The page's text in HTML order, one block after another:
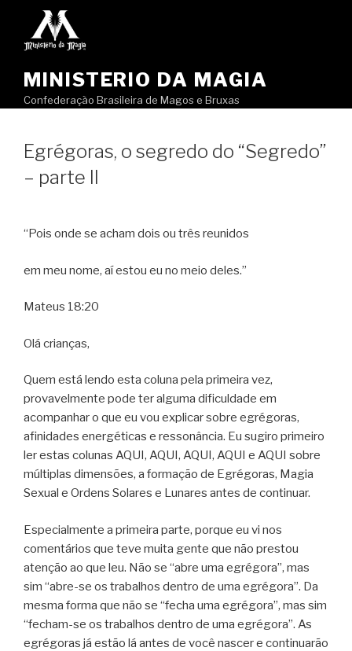
MINISTERIO DA MAGIA
Confederação Brasileira de Magos e Bruxas
Egrégoras, o segredo do “Segredo”
– parte II
“Pois onde se acham dois ou três reunidos
em meu nome, aí estou eu no meio deles.”
Mateus 18:20
Olá crianças,
Quem está lendo esta coluna pela primeira vez,
provavelmente pode ter alguma dificuldade em
acompanhar o que eu vou explicar sobre egrégoras,
afinidades energéticas e ressonância. Eu sugiro primeiro
ler estas colunas AQUI, AQUI, AQUI, AQUI e AQUI sobre
múltiplas dimensões, a formação de Egrégoras, Magia
Sexual e Ordens Solares e Lunares antes de continuar.
Especialmente a primeira parte, porque eu vi nos
comentários que teve muita gente que não prestou
atenção ao que leu. Não se “abre uma egrégora”, mas
sim “abre-se os trabalhos dentro de uma egrégora”. Da
mesma forma que não se “fecha uma egrégora”, mas sim
“fecham-se os trabalhos dentro de uma egrégora”. As
egrégoras já estão lá antes de você nascer e continuarão